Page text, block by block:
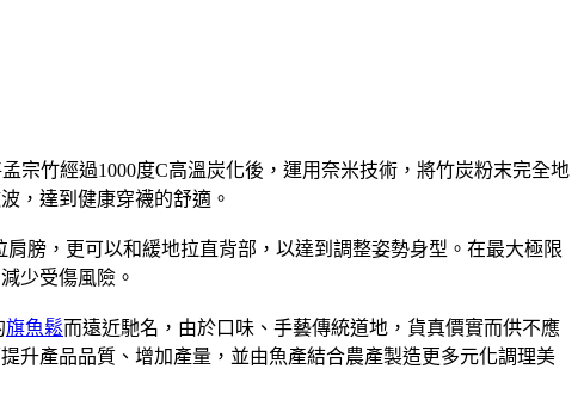
宗竹經過1000度C高溫炭化後，運用奈米技術，將竹炭粉末完全地
，達到健康穿襪的舒適。
膀，更可以和緩地拉直背部，以達到調整姿勢身型。在最大極限
少受傷風險。
旗魚鬆而遠近馳名，由於口味、手藝傳統道地，貨真價實而供不應
升產品品質、增加產量，並由魚產結合農產製造更多元化調理美